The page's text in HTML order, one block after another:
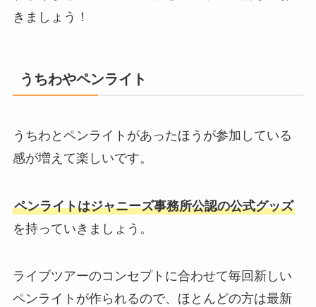
きましょう！
うちわやペンライト
うちわとペンライトがあったほうが参加している
感が増えて楽しいです。
ペンライトはジャニーズ事務所公認の公式グッズ
を持っていきましょう。
ライブツアーのコンセプトに合わせて毎回新しい
ペンライトが作られるので、ほとんどの方は最新